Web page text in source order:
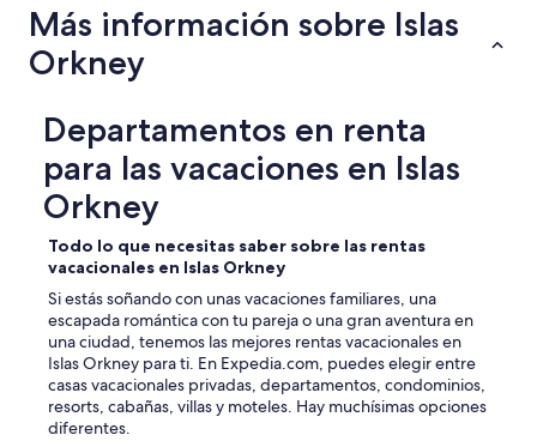
Más información sobre Islas
Orkney
Departamentos en renta
para las vacaciones en Islas
Orkney
Todo lo que necesitas saber sobre las rentas
vacacionales en Islas Orkney
Si estás soñando con unas vacaciones familiares, una
escapada romántica con tu pareja o una gran aventura en
una ciudad, tenemos las mejores rentas vacacionales en
Islas Orkney para ti. En Expedia.com, puedes elegir entre
casas vacacionales privadas, departamentos, condominios,
resorts, cabañas, villas y moteles. Hay muchísimas opciones
diferentes.